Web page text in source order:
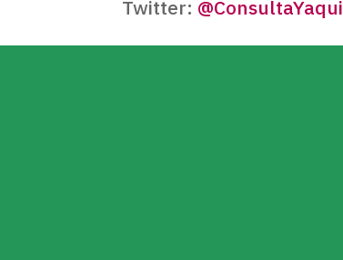
Twitter: @ConsultaYaqui